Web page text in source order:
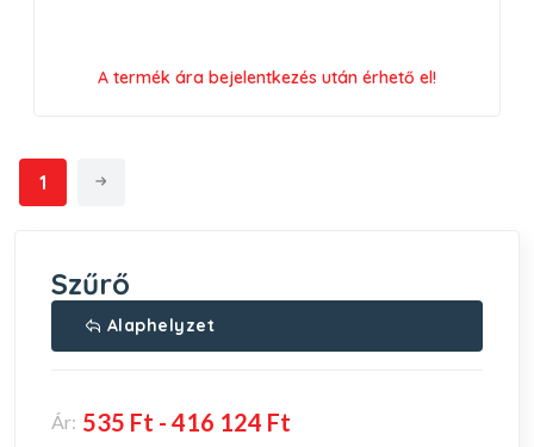
A termék ára bejelentkezés után érhető el!
1
Szűrő
Alaphelyzet
Ár: